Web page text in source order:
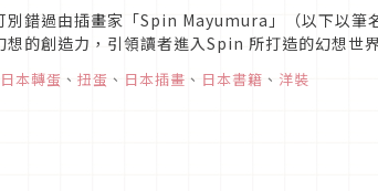
別錯過由插畫家「Spin Mayumura」（以下以筆
的創造力，引領讀者進入Spin 所打造的幻想世
日本轉蛋 、 扭蛋 、 日本插畫 、 日本書籍 、 洋裝